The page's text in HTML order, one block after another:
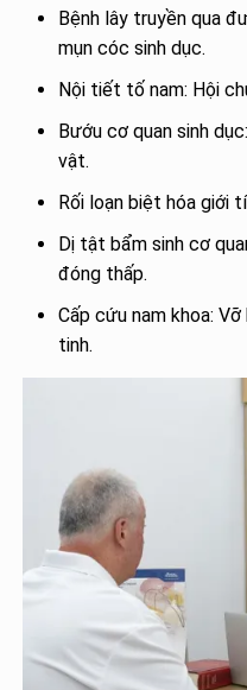
Bệnh lây truyền qua
mụn cóc sinh dục.
Nội tiết tố nam: Hội
Bướu cơ quan sinh
vật.
Rối loạn biệt hóa giới
Dị tật bẩm sinh cơ
đóng thấp.
Cấp cứu nam khoa:
tinh.